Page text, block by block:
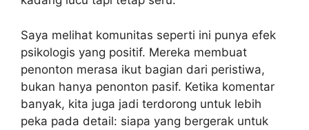
Saya melihat komunitas seperti ini punya efek
psikologis yang positif. Mereka membuat
penonton merasa ikut bagian dari peristiwa,
bukan hanya penonton pasif. Ketika komentar
banyak, kita juga jadi terdorong untuk lebih
peka pada detail: siapa yang bergerak untuk